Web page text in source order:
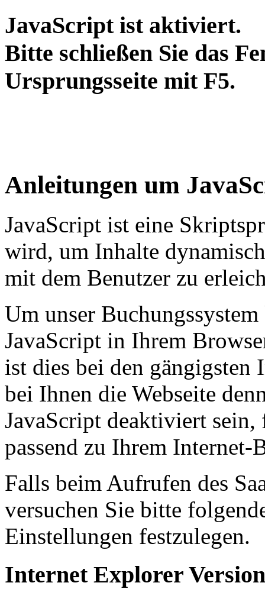
JavaScript ist aktiviert.
Bitte schließen Sie das
Ursprungsseite mit F5.
Anleitungen um
JavaScript ist eine
wird, um Inhalte
mit dem Benutzer zu
Um unser
JavaScript in Ihrem
ist dies bei den
bei Ihnen die Webseite
JavaScript deaktiviert
passend zu Ihrem Internet-
Falls beim Aufrufen des
versuchen Sie bitte
Einstellungen festzulegen.
Internet Explorer